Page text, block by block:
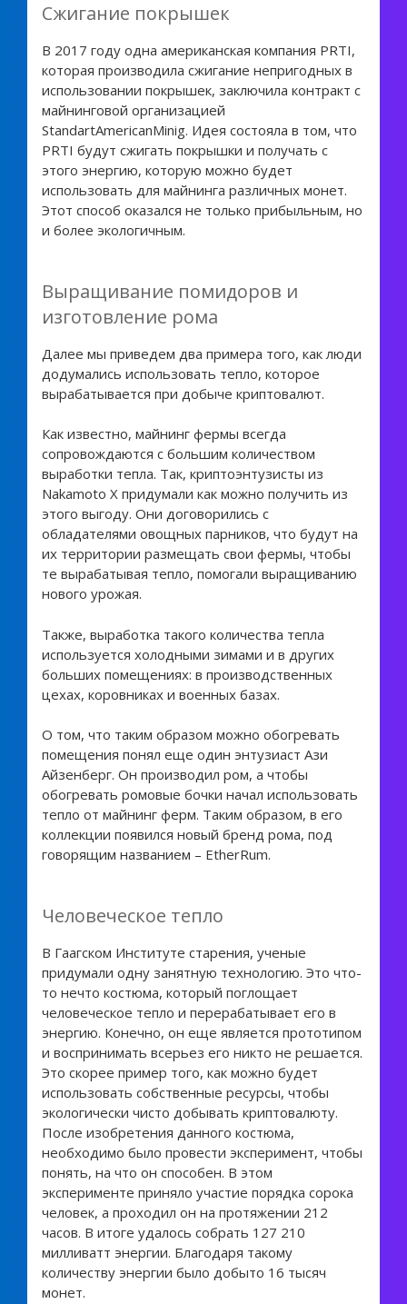
Сжигание покрышек
В 2017 году одна американская компания PRTI,
которая производила сжигание непригодных в
использовании покрышек, заключила контракт с
майнинговой организацией
StandartAmericanMinig. Идея состояла в том, что
PRTI будут сжигать покрышки и получать с
этого энергию, которую можно будет
использовать для майнинга различных монет.
Этот способ оказался не только прибыльным, но
и более экологичным.
Выращивание помидоров и
изготовление рома
Далее мы приведем два примера того, как люди
додумались использовать тепло, которое
вырабатывается при добыче криптовалют.
Как известно, майнинг фермы всегда
сопровождаются с большим количеством
выработки тепла. Так, криптоэнтузисты из
Nakamoto X придумали как можно получить из
этого выгоду. Они договорились с
обладателями овощных парников, что будут на
их территории размещать свои фермы, чтобы
те вырабатывая тепло, помогали выращиванию
нового урожая.
Также, выработка такого количества тепла
используется холодными зимами и в других
больших помещениях: в производственных
цехах, коровниках и военных базах.
О том, что таким образом можно обогревать
помещения понял еще один энтузиаст Ази
Айзенберг. Он производил ром, а чтобы
обогревать ромовые бочки начал использовать
тепло от майнинг ферм. Таким образом, в его
коллекции появился новый бренд рома, под
говорящим названием – EtherRum.
Человеческое тепло
В Гаагском Институте старения, ученые
придумали одну занятную технологию. Это что-
то нечто костюма, который поглощает
человеческое тепло и перерабатывает его в
энергию. Конечно, он еще является прототипом
и воспринимать всерьез его никто не решается.
Это скорее пример того, как можно будет
использовать собственные ресурсы, чтобы
экологически чисто добывать криптовалюту.
После изобретения данного костюма,
необходимо было провести эксперимент, чтобы
понять, на что он способен. В этом
эксперименте приняло участие порядка сорока
человек, а проходил он на протяжении 212
часов. В итоге удалось собрать 127 210
милливатт энергии. Благодаря такому
количеству энергии было добыто 16 тысяч
монет.